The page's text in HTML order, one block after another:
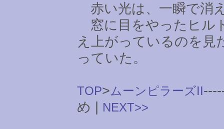
赤い光は、一瞬で消
窓に目をやったヒル
え上がっているのを見
っていた。
TOP>ムーンピラーズII
め |
NEXT>>